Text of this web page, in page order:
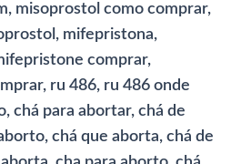
misoprostol como comprar,
mifepristona,
comprar,
ru 486, ru 486 onde
chá para abortar, chá de
chá que aborta, chá de